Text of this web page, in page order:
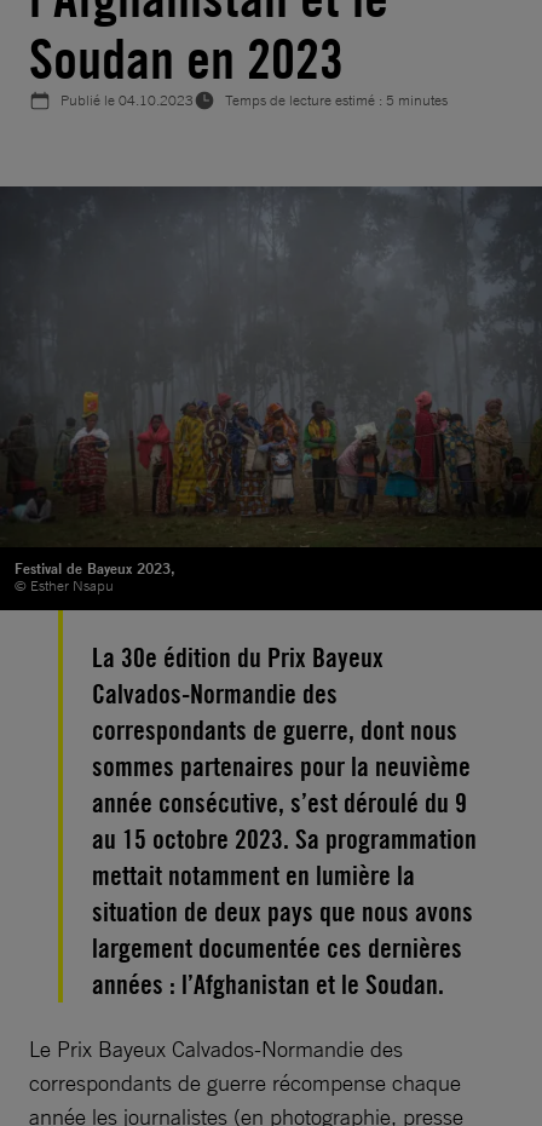
Soudan en 2023
Publié le04.10.2023 Temps de lecture estimé : 5 minutes
Festival de Bayeux 2023,
© Esther Nsapu
La 30e édition du Prix Bayeux
Calvados-Normandie des
correspondants de guerre, dont nous
sommes partenaires pour la neuvième
année consécutive, s’est déroulé du 9
au 15 octobre 2023. Sa programmation
mettait notamment en lumière la
situation de deux pays que nous avons
largement documentée ces dernières
années : l’Afghanistan et le Soudan.
Le Prix Bayeux Calvados-Normandie des
correspondants de guerre récompense chaque
année les journalistes (en photographie, presse